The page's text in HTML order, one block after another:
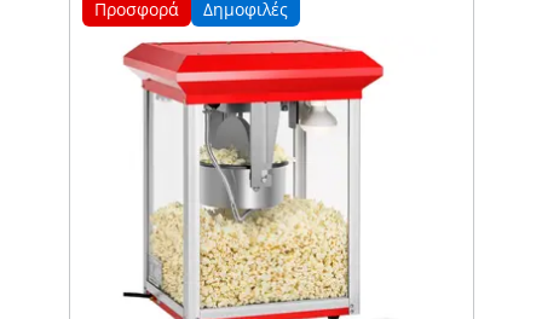
Προσφορά Δημοφιλές